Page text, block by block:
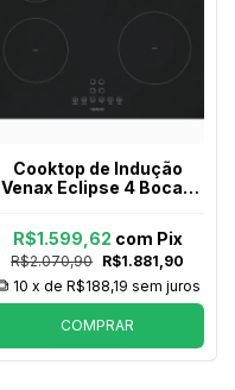
Cooktop de Indução
Venax Eclipse 4 Bocas
R$2.070,90 R$1.881,90
R$1.599,62 com Pix
10 x deR$188,19 sem juros
COMPRAR